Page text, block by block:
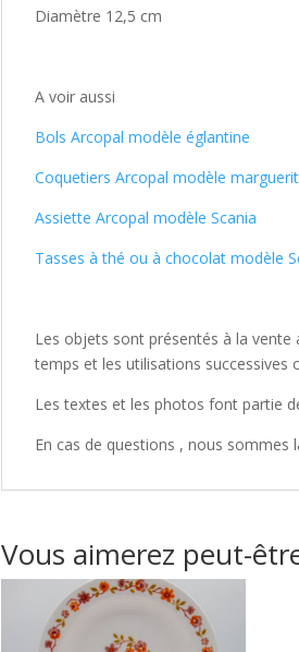
Diamètre 12,5 cm
A voir aussi
Bols Arcopal modèle églantine
Coquetiers Arcopal modèle
Assiette Arcopal modèle Scania
Tasses à thé ou à chocolat modèle
Les objets sont présentés à la vente
temps et les utilisations successives
Les textes et les photos font partie
En cas de questions , nous sommes
Vous aimerez peut-